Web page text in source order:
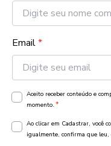
Email*
Aceito receber conteúdo e
momento. *
Ao clicar em Cadastrar, você
igualmente, confirma que